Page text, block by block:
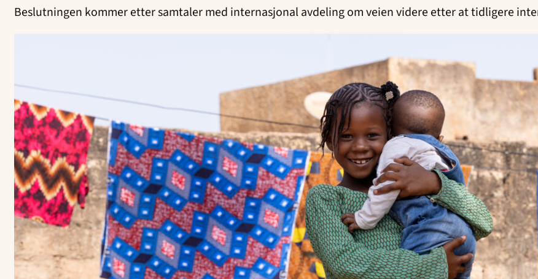
Beslutningen kommer etter samtaler med internasjonal avdeling om veien videre etter at tidligere